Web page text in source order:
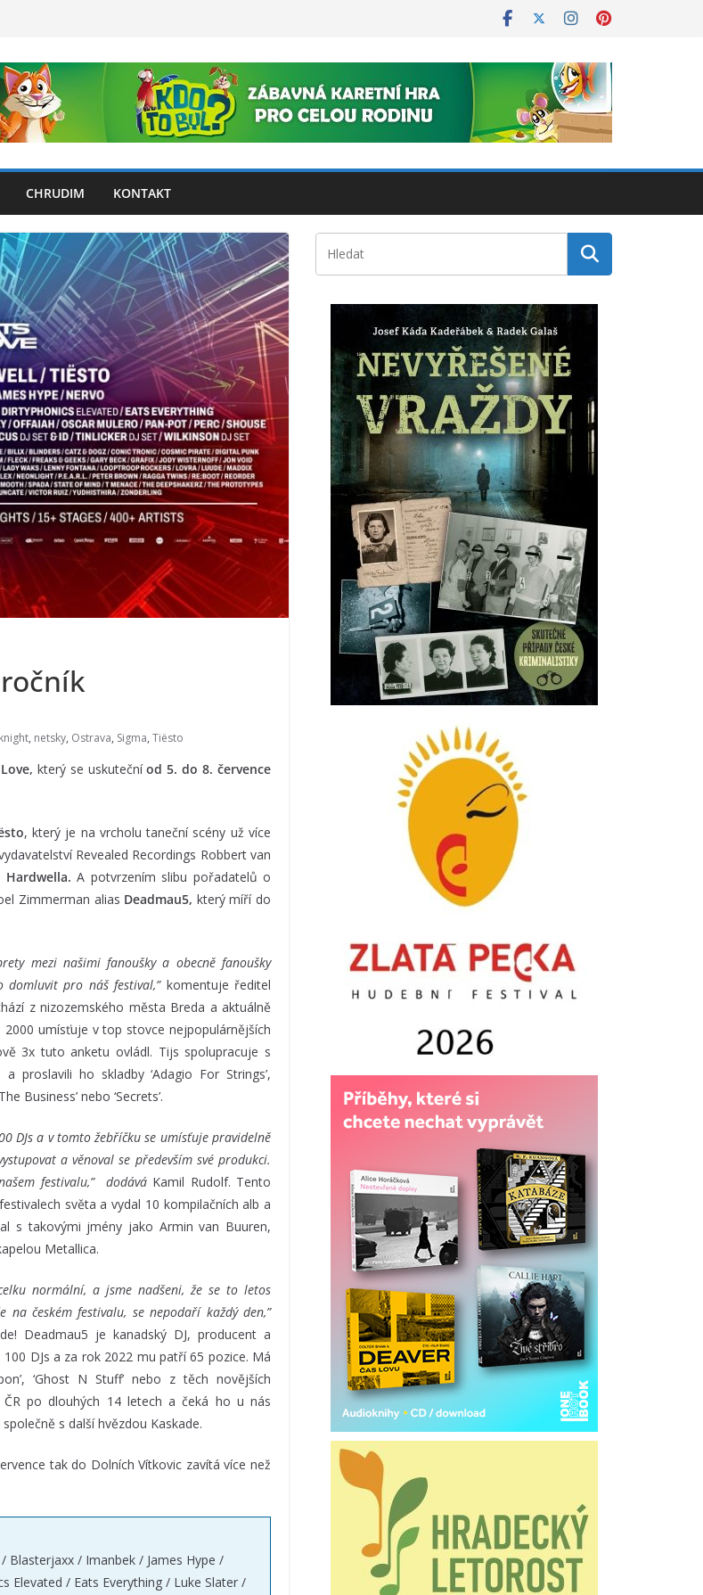
CHRUDIM KONTAKT
, netsky, Ostrava, Sigma, Tiësto
který se uskutečníod 5. do 8. července
, který je na vrcholu taneční scény už více
Revealed Recordings Robbert van
Hardwella.A potvrzením slibu pořadatelů o
Zimmerman alias Deadmau5, který míří do
mezi našimi fanoušky a obecně fanoušky
domluvit pro náš festival,”komentuje ředitel
z nizozemského města Breda a aktuálně
umísťuje v top stovce nejpopulárnějších
3x tuto anketu ovládl. Tijs spolupracuje s
ho skladby ‘Adagio For Strings’,
Business’ nebo ‘Secrets’.
DJs a v tomto žebříčku se umísťuje pravidelně
a věnoval se především své produkci.
festivalu,” dodáváKamil Rudolf. Tento
světa a vydal 10 kompilačních alb a
s takovými jmény jako Armin van Buuren,
Metallica.
normální, a jsme nadšeni, že se to letos
českém festivalu, se nepodaří každý den,”
Deadmau5 je kanadský DJ, producent a
DJs a za rok 2022 mu patří 65 pozice. Má
‘Ghost N Stuff’ nebo z těch novějších
ČR po dlouhých 14 letech a čeká ho u nás
s další hvězdou Kaskade.
tak do Dolních Vítkovic zavítá více než
Blasterjaxx / Imanbek / James Hype /
Elevated / Eats Everything / Luke Slater /